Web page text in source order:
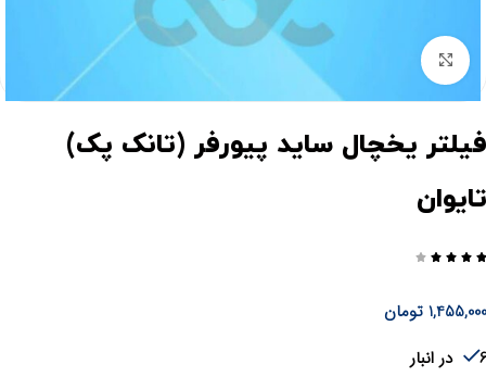
برای بزرگنمایی کلیک کنید
یخچال ساید پیورفر (تانک پک)




تومان